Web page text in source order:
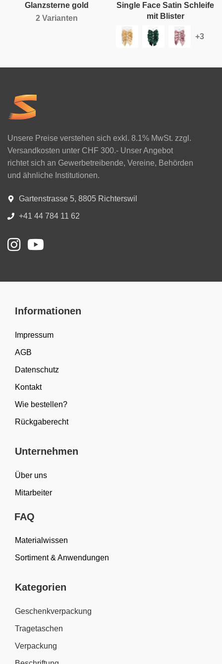
Glanzsterne gold
2 Varianten
Single Face Satin Schleife
mit Blister
Unsere Preise verstehen sich exkl. 8.1% MwSt. zzgl.
Versandkosten unter CHF 300.- Unser Angebot
richtet sich an Gewerbetreibende, Vereine, Behörden
und ähnliche Institutionen.
Gartenstrasse 5, 8805 Richterswil
+41 44 784 11 62
Informationen
Impressum
AGB
Datenschutz
Kontakt
Wie bestellen?
Rückgaberecht
Unternehmen
Über uns
Mitarbeiter
FAQ
Materialwissen
Sortiment & Anwendungen
Kategorien
Geschenkverpackung
Tragetaschen
Verpackung